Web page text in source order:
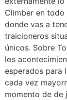
Climber en todo
donde vas a
traicioneros
únicos. Sobre
los
esperados para
cada vez
momento de de